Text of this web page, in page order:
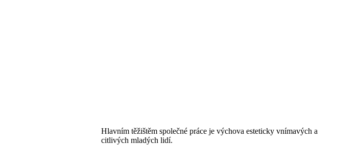
Hlavním těžištěm společné práce je výchova esteticky vnímavých a
citlivých mladých lidí.